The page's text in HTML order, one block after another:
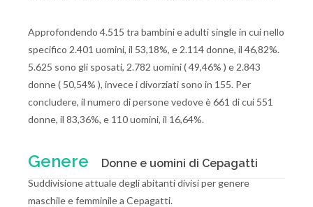
Approfondendo 4.515 tra bambini e adulti single in cui nello
specifico 2.401 uomini, il 53,18%, e 2.114 donne, il 46,82%.
5.625 sono gli sposati, 2.782 uomini ( 49,46% ) e 2.843
donne ( 50,54% ), invece i divorziati sono in 155. Per
concludere, il numero di persone vedove è 661 di cui 551
donne, il 83,36%, e 110 uomini, il 16,64%.
Genere Donne e uomini di Cepagatti
Suddivisione attuale degli abitanti divisi per genere
maschile e femminile a Cepagatti.